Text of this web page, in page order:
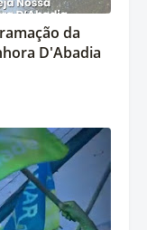
da
D'Abadia